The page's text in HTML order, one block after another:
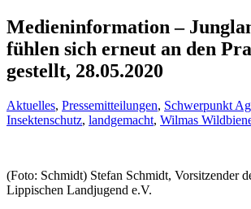
Medieninformation –
fühlen sich erneut an den
gestellt, 28.05.2020
Aktuelles, Pressemitteilungen, Schwerpunkt
Insektenschutz, landgemacht, Wilmas
(Foto: Schmidt) Stefan Schmidt, Vorsitzender
Lippischen Landjugend e.V.